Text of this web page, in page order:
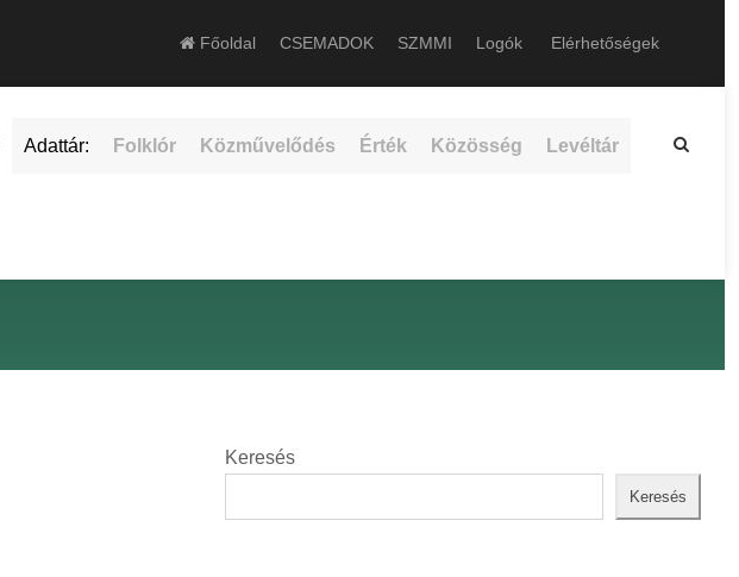
Főoldal CSEMADOK SZMMI Logók Elérhetőségek
Adattár: Folklór Közművelődés Érték Közösség Levéltár
Keresés
Keresés